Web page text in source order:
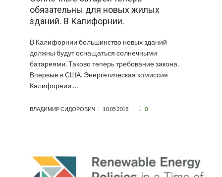
обязательны для новых жилых
зданий. В Калифорнии.
В Калифорнии большинство новых зданий
должны будут оснащаться солнечными
батареями. Таково теперь требование закона.
Впервые в США. Энергетическая комиссия
Калифорнии …
ВЛАДИМИР СИДОРОВИЧ 10.05.2018 0